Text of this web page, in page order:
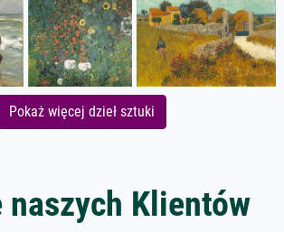
Pokaż więcej dzieł sztuki
naszych Klientów